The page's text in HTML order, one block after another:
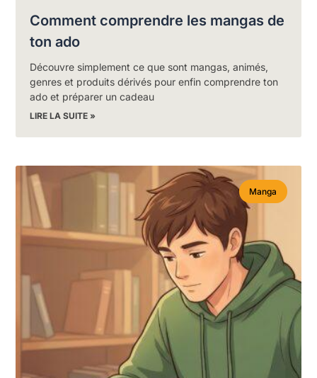
Comment comprendre les mangas de
ton ado
Découvre simplement ce que sont mangas, animés,
genres et produits dérivés pour enfin comprendre ton
ado et préparer un cadeau
LIRE LA SUITE »
Manga